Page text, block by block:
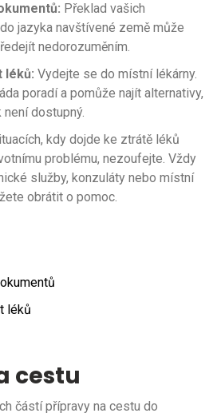
Překlad vašich
jazyka navštívené země může
nedorozuměním.
léků: Vydejte se do místní lékárny.
poradí a pomůže najít alternativy,
dostupný.
kdy dojde ke ztrátě léků
problému, nezoufejte. Vždy
služby, konzuláty nebo místní
obrátit o pomoc.
léků
cestu
částí přípravy na cestu do